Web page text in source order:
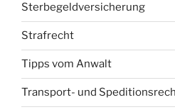
Sterbegeldversicherung
Strafrecht
Tipps vom Anwalt
Transport- und